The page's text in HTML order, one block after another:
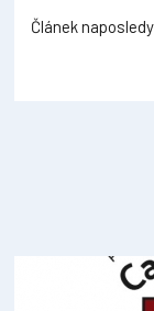
Článek